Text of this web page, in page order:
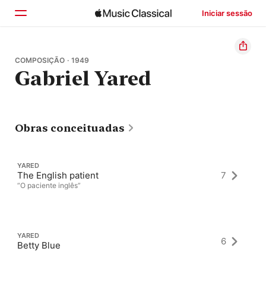
Iniciar sessão
Início
Explorar
COMPOSIÇÃO · 1949
Gabriel Yared
Obras conceituadas
YARED
The English patient
“O paciente inglês”
7
YARED
Betty Blue 6